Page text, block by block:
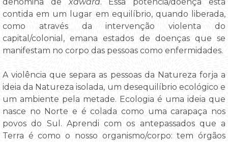
contida em um lugar em equilíbrio, quando liberada,
como através da intervenção violenta do
capital/colonial, emana estados de doenças que se
manifestam no corpo das pessoas como enfermidades.
A violência que separa as pessoas da Natureza forja a
ideia da Natureza isolada, um desequilíbrio ecológico e
um ambiente pela metade. Ecologia é uma ideia que
nasce no Norte e é colada como uma carapaça nos
povos do Sul. Aprendi com os antepassados que a
Terra é como o nosso organismo/corpo: tem órgãos